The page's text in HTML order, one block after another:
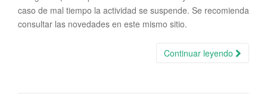
caso de mal tiempo la actividad se suspende. Se recomienda
consultar las novedades en este mismo sitio.
Continuar leyendo